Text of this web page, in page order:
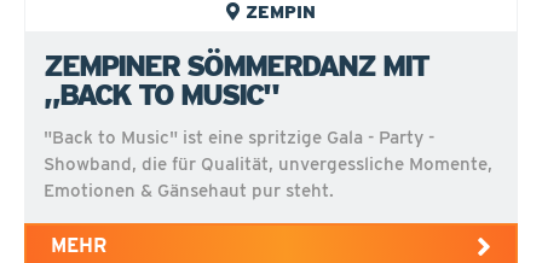
ZEMPIN
ZEMPINER SÖMMERDANZ MIT
„BACK TO MUSIC"
"Back to Music" ist eine spritzige Gala - Party -
Showband, die für Qualität, unvergessliche Momente,
Emotionen & Gänsehaut pur steht.
MEHR